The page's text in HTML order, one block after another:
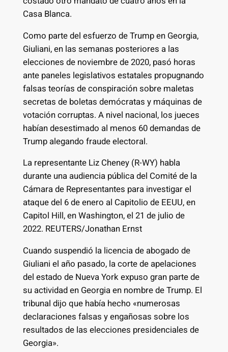
Casa Blanca.
Como parte del esfuerzo de Trump en Georgia,
Giuliani, en las semanas posteriores a las
elecciones de noviembre de 2020, pasó horas
ante paneles legislativos estatales propugnando
falsas teorías de conspiración sobre maletas
secretas de boletas demócratas y máquinas de
votación corruptas. A nivel nacional, los jueces
habían desestimado al menos 60 demandas de
Trump alegando fraude electoral.
La representante Liz Cheney (R-WY) habla
durante una audiencia pública del Comité de la
Cámara de Representantes para investigar el
ataque del 6 de enero al Capitolio de EEUU, en
Capitol Hill, en Washington, el 21 de julio de
2022. REUTERS/Jonathan Ernst
Cuando suspendió la licencia de abogado de
Giuliani el año pasado, la corte de apelaciones
del estado de Nueva York expuso gran parte de
su actividad en Georgia en nombre de Trump. El
tribunal dijo que había hecho «numerosas
declaraciones falsas y engañosas sobre los
resultados de las elecciones presidenciales de
Georgia».